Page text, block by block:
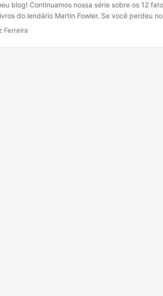
blog! Continuamos nossa série sobre os 12
do lendário Martin Fowler. Se você perdeu
Hoje, vamos abordar o décimo fator:
Ferreira